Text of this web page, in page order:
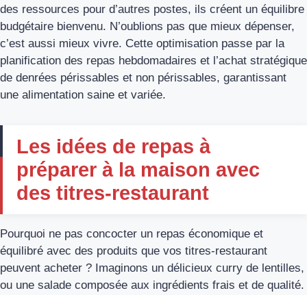
des ressources pour d’autres postes, ils créent un équilibre
budgétaire bienvenu. N’oublions pas que mieux dépenser,
c’est aussi mieux vivre. Cette optimisation passe par la
planification des repas hebdomadaires et l’achat stratégique
de denrées périssables et non périssables, garantissant
une alimentation saine et variée.
Les idées de repas à
préparer à la maison avec
des titres-restaurant
Pourquoi ne pas concocter un repas économique et
équilibré avec des produits que vos titres-restaurant
peuvent acheter ? Imaginons un délicieux curry de lentilles,
ou une salade composée aux ingrédients frais et de qualité.